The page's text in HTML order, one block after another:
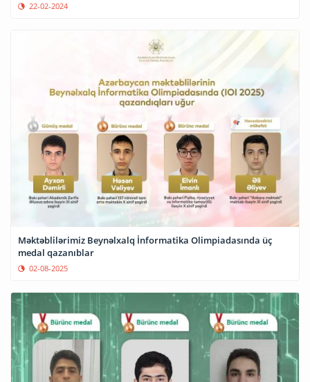
22-02-2024
Məktəblilərimiz Beynəlxalq İnformatika Olimpiadasında üç
medal qazanıblar
02-08-2025